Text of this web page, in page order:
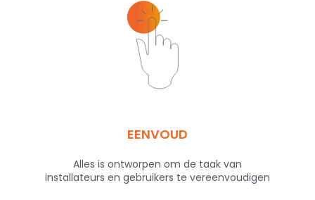
EENVOUD
Alles is ontworpen om de taak van
installateurs en gebruikers te vereenvoudigen